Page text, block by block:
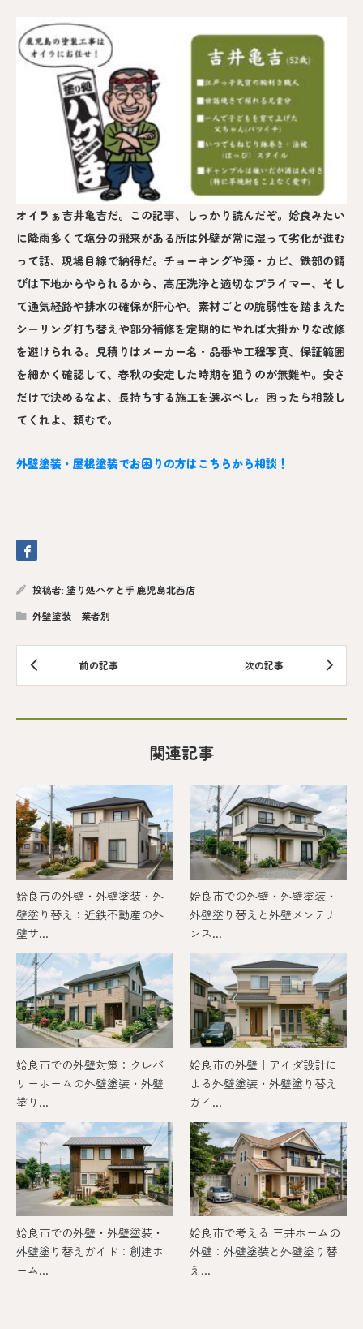
オイラぁ吉井亀吉だ。この記事、しっかり読んだぞ。姶良みたい
に降雨多くて塩分の飛来がある所は外壁が常に湿って劣化が進む
って話、現場目線で納得だ。チョーキングや藻・カビ、鉄部の錆
びは下地からやられるから、高圧洗浄と適切なプライマー、そし
て通気経路や排水の確保が肝心や。素材ごとの脆弱性を踏まえた
シーリング打ち替えや部分補修を定期的にやれば大掛かりな改修
を避けられる。見積りはメーカー名・品番や工程写真、保証範囲
を細かく確認して、春秋の安定した時期を狙うのが無難や。安さ
だけで決めるなよ、長持ちする施工を選ぶべし。困ったら相談し
てくれよ、頼むで。
外壁塗装・屋根塗装でお困りの方はこちらから相談！
投稿者: 塗り処ハケと手 鹿児島北西店
外壁塗装 業者別
関連記事
姶良市の外壁・外壁塗装・外
壁塗り替え：近鉄不動産の外
壁サ...
姶良市での外壁・外壁塗装・
外壁塗り替えと外壁メンテナ
ンス...
姶良市での外壁対策：クレバ
リーホームの外壁塗装・外壁
塗り...
姶良市の外壁｜アイダ設計に
よる外壁塗装・外壁塗り替え
ガイ...
姶良市での外壁・外壁塗装・
外壁塗り替えガイド：創建ホ
ーム...
姶良市で考える 三井ホームの
外壁：外壁塗装と外壁塗り替
え...